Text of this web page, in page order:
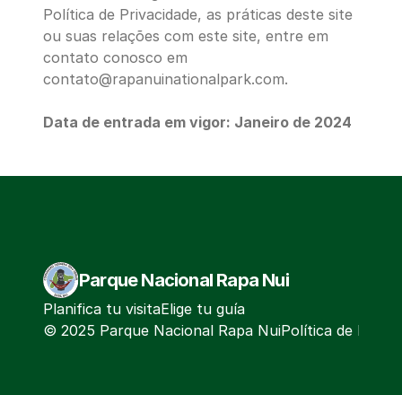
Política de Privacidade, as práticas deste site
ou suas relações com este site, entre em
contato conosco em
contato@rapanuinationalpark.com.
Data de entrada em vigor: Janeiro de 2024
Parque Nacional Rapa Nui
Planifica tu visitaElige tu guía
© 2025 Parque Nacional Rapa NuiPolítica de